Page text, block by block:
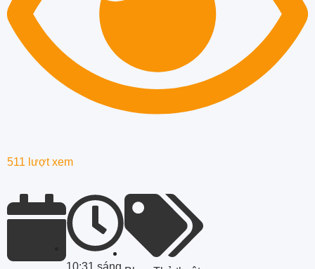
511 lượt xem
10:31 sáng